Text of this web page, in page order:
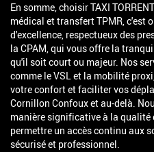
En somme, choisir TAXI
médical et transfert TPMR, c'est
d'excellence, respectueux des
la CPAM, qui vous offre la
qu'il soit court ou majeur. Nos
comme le VSL et la mobilité
votre confort et faciliter vos
Cornillon Confoux et au-delà.
manière significative à la qualité
permettre un accès continu aux
sécurisé et professionnel.